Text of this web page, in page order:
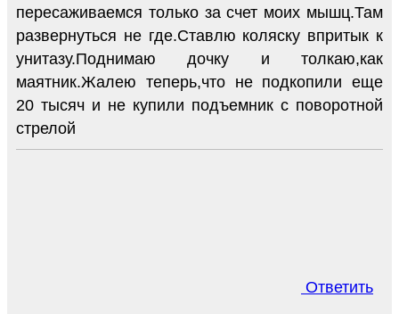
пересаживаемся только за счет моих мышц.Там
развернуться не где.Ставлю коляску впритык к
унитазу.Поднимаю дочку и толкаю,как
маятник.Жалею теперь,что не подкопили еще
20 тысяч и не купили подъемник с поворотной
стрелой
Ответить